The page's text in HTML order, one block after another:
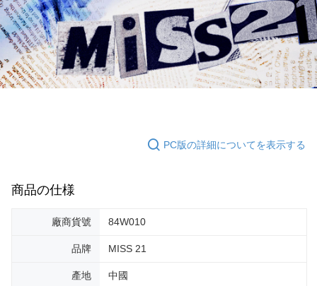
PC版の詳細についてを表示する
商品の仕様
廠商貨號 84W010
品牌 MISS 21
產地 中國